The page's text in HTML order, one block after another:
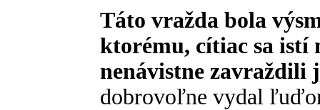
Táto vražda bola
ktorému, cítiac sa istí
nenávistne zavraždili
dobrovoľne vydal